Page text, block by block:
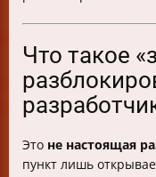
Что такое
Это не настоящая
пункт лишь